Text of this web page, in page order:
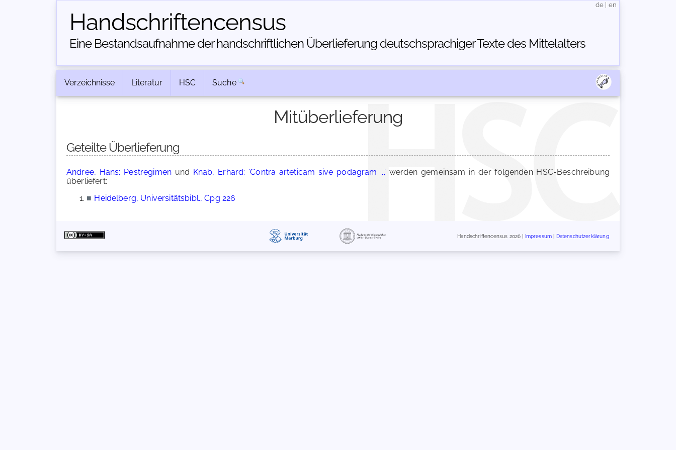
Handschriften­census
Eine Bestandsaufnahme der handschriftlichen Über­lieferung deutschsprachiger Texte des Mittelalters
de en
Verzeichnisse Literatur HSC Suche
Mitüberlieferung
Geteilte Überlieferung
Andree, Hans: Pestregimen und Knab, Erhard: 'Contra arteticam sive podagram ...' werden gemeinsam in der folgenden HSC-Beschreibung
überliefert:
■ Heidelberg, Universitätsbibl., Cpg 226
Handschriftencensus 2026 | Impressum Datenschutzerklärung